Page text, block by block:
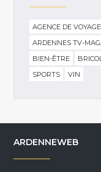
AGENCE DE VOYAGE
ARDENNES TV-
BIEN-ÊTRE
SPORTS
VIN
ARDENNEWEB